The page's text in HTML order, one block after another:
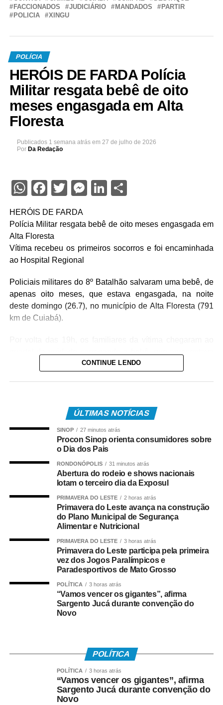
FACCIONADOS
JUDICIÁRIO MANDADOS
PARTIR
POLICIA
XINGU
POLÍCIA
HERÓIS DE FARDA Polícia
Militar resgata bebê de oito
meses engasgada em Alta
Floresta
Publicados 1 semana atrás em 27 de julho de 2026
Por Da Redação
WhatsApp
Facebook
Twitter
Messenger
LinkedIn
Share
HERÓIS DE FARDA
Polícia Militar resgata bebê de oito meses engasgada em
Alta Floresta
Vítima recebeu os primeiros socorros e foi encaminhada
ao Hospital Regional
Policiais militares do 8º Batalhão salvaram uma bebê, de
apenas oito meses, que estava engasgada, na noite
deste domingo (26.7), no município de Alta Floresta (791
km de Cuiabá).
um quadro de obstrução das vias aéreas com leite
Após o atendimento inicial, o bebê foi levado ao Hospital
Regional, acompanhado da mãe, onde permaneceu sob
os cuidados da equipe médica. A bebê foi atendida pela
e aos procedimentos necessários.
WhatsApp
Facebook
Twitter
Messenger
LinkedIn
Share
CONTINUE LENDO
ÚLTIMAS NOTÍCIAS
SINOP 27 minutos atrás
Procon Sinop orienta consumidores sobre
o Dia dos Pais
RONDONÓPOLIS 31 minutos atrás
Abertura do rodeio e shows nacionais
lotam o terceiro dia da Exposul
PRIMAVERA DO LESTE 2 horas atrás
Primavera do Leste avança na construção
do Plano Municipal de Segurança
Alimentar e Nutricional
PRIMAVERA DO LESTE 3 horas atrás
Primavera do Leste participa pela primeira
vez dos Jogos Paralímpicos e
Paradesportivos de Mato Grosso
POLÍTICA 3 horas atrás
“Vamos vencer os gigantes”, afirma
Sargento Jucá durante convenção do
Novo
POLÍTICA
POLÍTICA 3 horas atrás
“Vamos vencer os gigantes”, afirma
Sargento Jucá durante convenção do
Novo